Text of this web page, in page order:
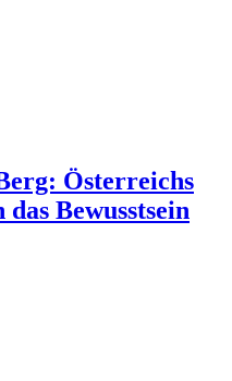
Österreichs
Bewusstsein